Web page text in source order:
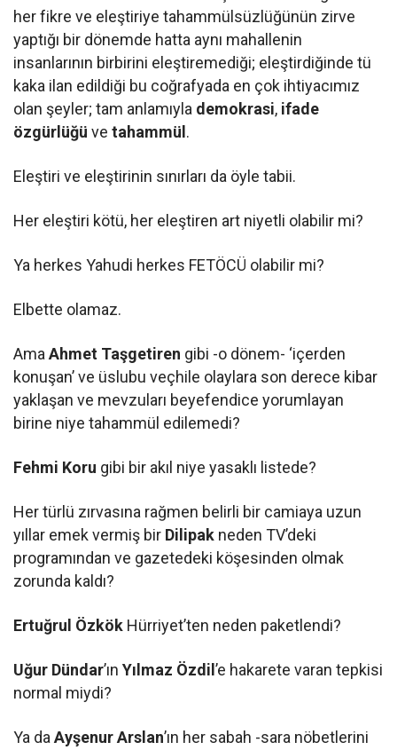
her fikre ve eleştiriye tahammülsüzlüğünün zirve
yaptığı bir dönemde hatta aynı mahallenin
insanlarının birbirini eleştiremediği; eleştirdiğinde tü
kaka ilan edildiği bu coğrafyada en çok ihtiyacımız
olan şeyler; tam anlamıyla demokrasi, ifade
özgürlüğü vetahammül .
Eleştiri ve eleştirinin sınırları da öyle tabii.
Her eleştiri kötü, her eleştiren art niyetli olabilir mi?
Ya herkes Yahudi herkes FETÖCÜ olabilir mi?
Elbette olamaz.
AmaAhmet Taşgetiren gibi -o dönem- ‘içerden
konuşan’ ve üslubu veçhile olaylara son derece kibar
yaklaşan ve mevzuları beyefendice yorumlayan
birine niye tahammül edilemedi?
Fehmi Koru gibi bir akıl niye yasaklı listede?
Her türlü zırvasına rağmen belirli bir camiaya uzun
yıllar emek vermiş bir Dilipak neden TV’deki
programından ve gazetedeki köşesinden olmak
zorunda kaldı?
Ertuğrul Özkök Hürriyet’ten neden paketlendi?
Uğur Dündar’ınYılmaz Özdil’e hakarete varan tepkisi
normal miydi?
Ya daAyşenur Arslan’ın her sabah -sara nöbetlerini